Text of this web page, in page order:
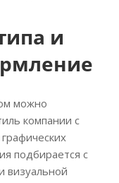
и
можно
компании с
подбирается с
визуальной